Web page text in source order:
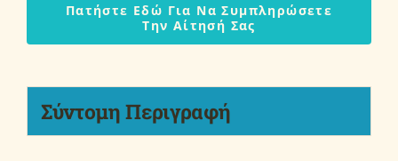
Πατήστε Εδώ Για Να Συμπληρώσετε
Την Αίτησή Σας
Σύντομη Περιγραφή